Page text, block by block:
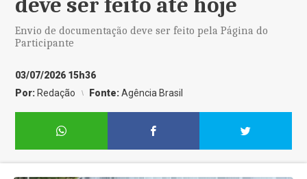
deve ser feito até hoje
Envio de documentação deve ser feito pela Página do
Participante
03/07/2026 15h36
Por: Redação Fonte:Agência Brasil